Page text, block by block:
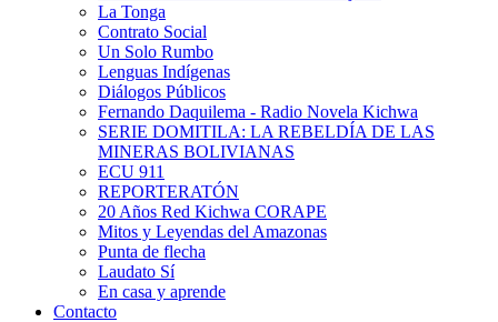
La Tonga
Contrato Social
Un Solo Rumbo
Lenguas Indígenas
Diálogos Públicos
Fernando Daquilema - Radio Novela Kichwa
SERIE DOMITILA: LA REBELDÍA DE LAS
MINERAS BOLIVIANAS
ECU 911
REPORTERATÓN
20 Años Red Kichwa CORAPE
Mitos y Leyendas del Amazonas
Punta de flecha
Laudato Sí
En casa y aprende
Contacto